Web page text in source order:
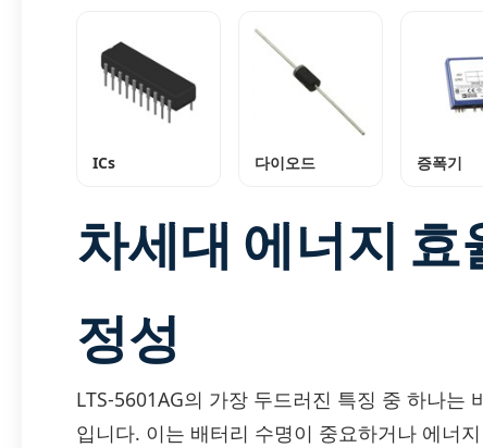
ICs 다이오드 증폭기
차세대 에너지
정성
LTS-5601AG의 가장 두드러진 특징 중 하나
입니다. 이는 배터리 수명이 중요하거나 에너